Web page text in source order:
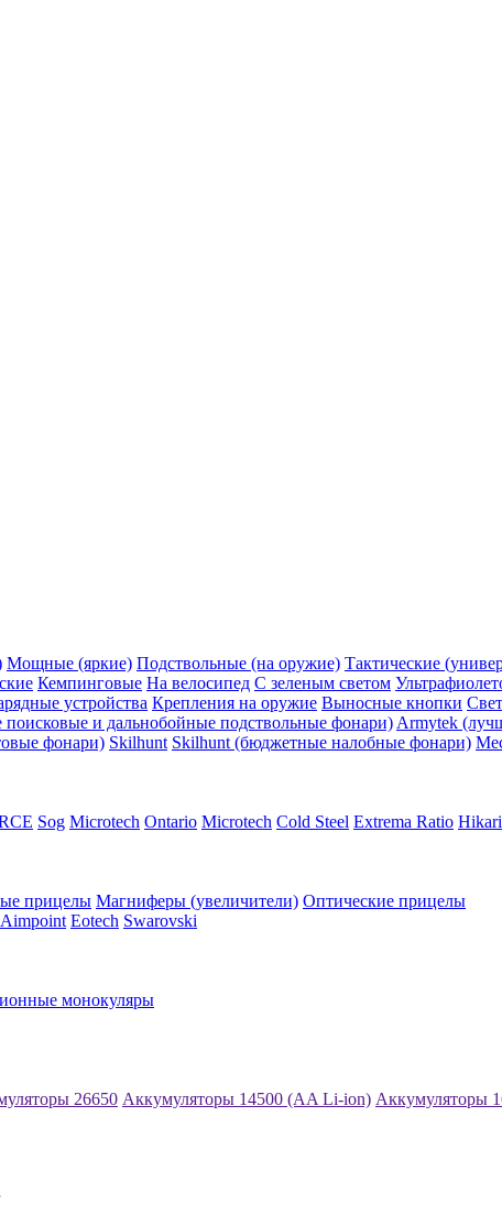
Мощные (яркие) Подствольные (на оружие) Тактические
Кемпинговые На велосипед С зеленым светом
устройства Крепления на оружие Выносные кнопки
поисковые и дальнобойные подствольные фонари) Armytek
фонари) Skilhunt Skilhunt (бюджетные налобные фонари)
Sog Microtech Ontario Microtech Cold Steel Extrema Ratio Hikari
прицелы Магниферы (увеличители) Оптические прицелы
Aimpoint Eotech Swarovski
монокуляры
26650 Аккумуляторы 14500 (AA Li-ion) Аккумуляторы